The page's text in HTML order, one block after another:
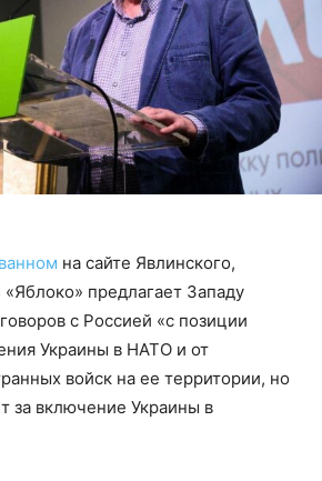
на сайте Явлинского,
«Яблоко» предлагает Западу
с Россией «с позиции
Украины в НАТО и от
войск на ее территории, но
за включение Украины в